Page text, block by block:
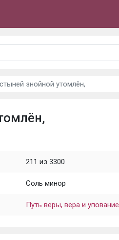
знойной утомлён,
211 из 3300
Соль минор
Путь веры, вера и упование